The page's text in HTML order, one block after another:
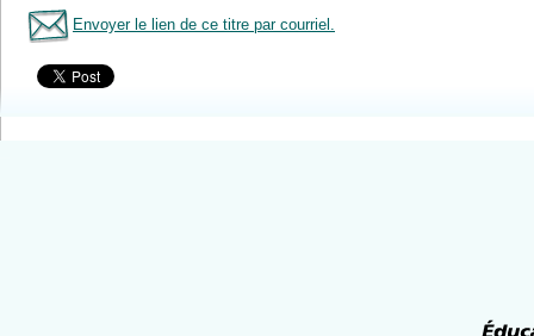
Envoyer le lien de ce titre par courriel.